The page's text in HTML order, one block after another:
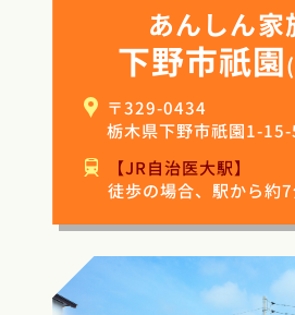
あんしん家
下野市祇園
〒329-0434
栃木県下野市祇園1-15-
【JR自治医大駅】
徒歩の場合、駅から約